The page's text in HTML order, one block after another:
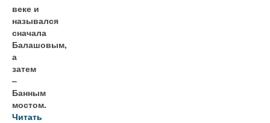
веке и
назывался
сначала
Балашовым,
а
затем
–
Банным
мостом.
Читать